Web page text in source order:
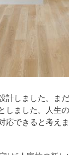
しました。ま
しました。人生
できると考えま